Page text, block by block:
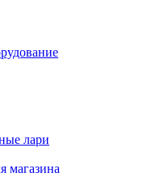
лари
магазина